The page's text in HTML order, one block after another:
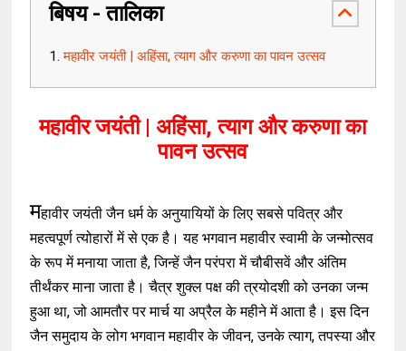
बिषय - तालिका
महावीर जयंती | अहिंसा, त्याग और करुणा का पावन उत्सव
महावीर जयंती | अहिंसा, त्याग और करुणा का
पावन उत्सव
महावीर जयंती जैन धर्म के अनुयायियों के लिए सबसे पवित्र और
महत्वपूर्ण त्योहारों में से एक है। यह भगवान महावीर स्वामी के जन्मोत्सव
के रूप में मनाया जाता है, जिन्हें जैन परंपरा में चौबीसवें और अंतिम
तीर्थंकर माना जाता है। चैत्र शुक्ल पक्ष की त्रयोदशी को उनका जन्म
हुआ था, जो आमतौर पर मार्च या अप्रैल के महीने में आता है। इस दिन
जैन समुदाय के लोग भगवान महावीर के जीवन, उनके त्याग, तपस्या और